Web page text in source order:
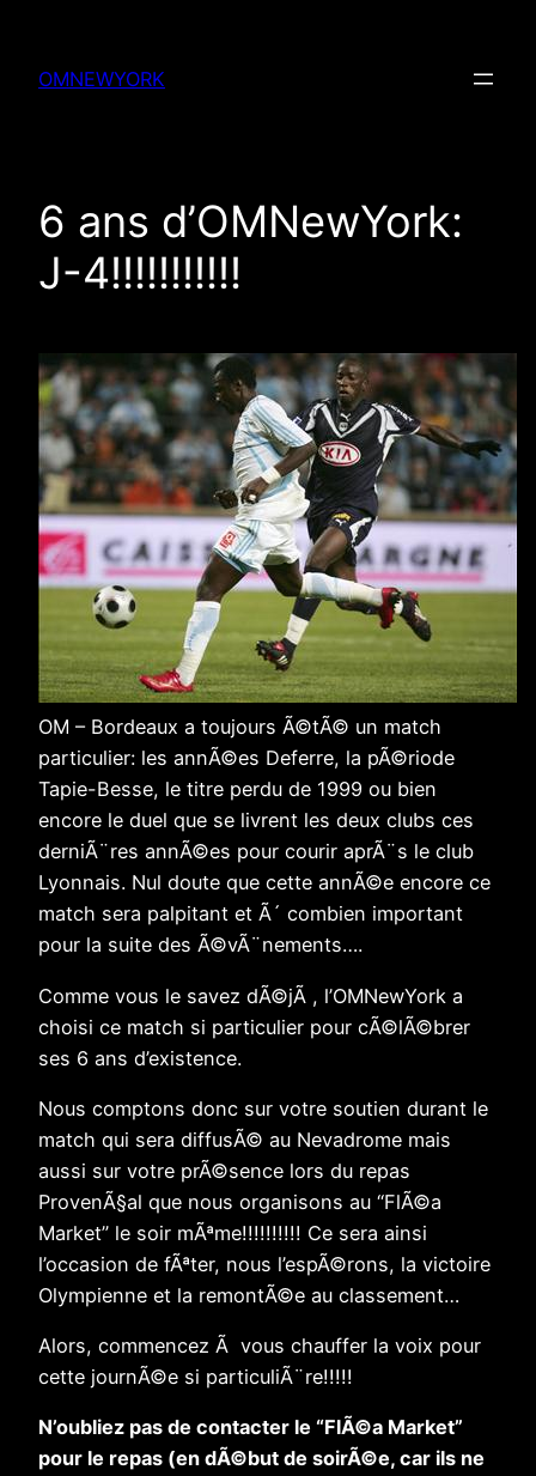
content
OMNEWYORK
6 ans d’OMNewYork:
J-4!!!!!!!!!!!
OM – Bordeaux a toujours Ã©tÃ© un match
particulier: les annÃ©es Deferre, la pÃ©riode
Tapie-Besse, le titre perdu de 1999 ou bien
encore le duel que se livrent les deux clubs ces
derniÃ¨res annÃ©es pour courir aprÃ¨s le club
Lyonnais. Nul doute que cette annÃ©e encore ce
match sera palpitant et Ã´ combien important
pour la suite des Ã©vÃ¨nements….
Comme vous le savez dÃ©jÃ , l’OMNewYork a
choisi ce match si particulier pour cÃ©lÃ©brer
ses 6 ans d’existence.
Nous comptons donc sur votre soutien durant le
match qui sera diffusÃ© au Nevadrome mais
aussi sur votre prÃ©sence lors du repas
ProvenÃ§al que nous organisons au “FlÃ©a
Market” le soir mÃªme!!!!!!!!!! Ce sera ainsi
l’occasion de fÃªter, nous l’espÃ©rons, la victoire
Olympienne et la remontÃ©e au classement…
Alors, commencez Ã vous chauffer la voix pour
cette journÃ©e si particuliÃ¨re!!!!!
N’oubliez pas de contacter le “FlÃ©a Market”
pour le repas (en dÃ©but de soirÃ©e, car ils ne